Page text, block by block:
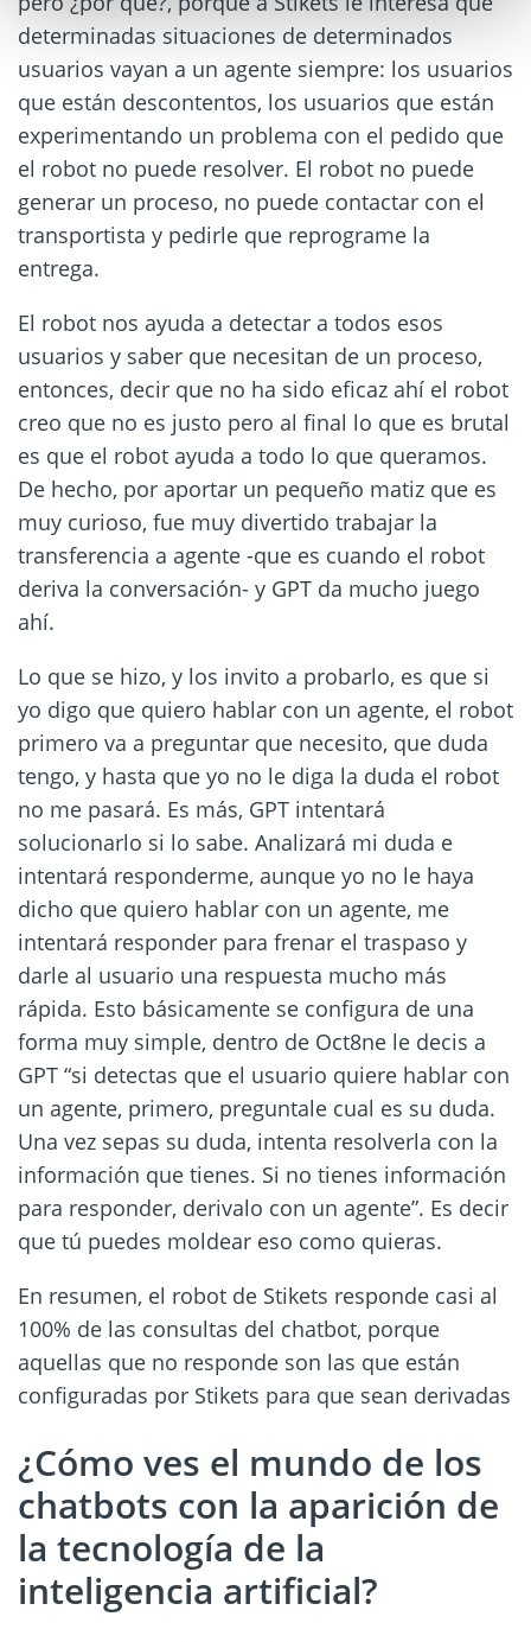
determinadas situaciones de determinados
usuarios vayan a un agente siempre: los usuarios
que están descontentos, los usuarios que están
experimentando un problema con el pedido que
el robot no puede resolver. El robot no puede
generar un proceso, no puede contactar con el
transportista y pedirle que reprograme la
entrega.
El robot nos ayuda a detectar a todos esos
usuarios y saber que necesitan de un proceso,
entonces, decir que no ha sido eficaz ahí el robot
creo que no es justo pero al final lo que es brutal
es que el robot ayuda a todo lo que queramos.
De hecho, por aportar un pequeño matiz que es
muy curioso, fue muy divertido trabajar la
transferencia a agente -que es cuando el robot
deriva la conversación- y GPT da mucho juego
ahí.
Lo que se hizo, y los invito a probarlo, es que si
yo digo que quiero hablar con un agente, el robot
primero va a preguntar que necesito, que duda
tengo, y hasta que yo no le diga la duda el robot
no me pasará. Es más, GPT intentará
solucionarlo si lo sabe. Analizará mi duda e
intentará responderme, aunque yo no le haya
dicho que quiero hablar con un agente, me
intentará responder para frenar el traspaso y
darle al usuario una respuesta mucho más
rápida. Esto básicamente se configura de una
forma muy simple, dentro de Oct8ne le decis a
GPT “si detectas que el usuario quiere hablar con
un agente, primero, preguntale cual es su duda.
Una vez sepas su duda, intenta resolverla con la
información que tienes. Si no tienes información
para responder, derivalo con un agente”. Es decir
que tú puedes moldear eso como quieras.
En resumen, el robot de Stikets responde casi al
100% de las consultas del chatbot, porque
aquellas que no responde son las que están
configuradas por Stikets para que sean derivadas
¿Cómo ves el mundo de los
chatbots con la aparición de
la tecnología de la
inteligencia artificial?